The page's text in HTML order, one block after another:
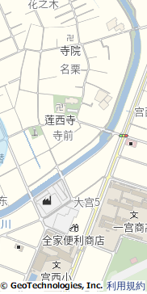
(约550m)
・・・
我们联系。
利用規約